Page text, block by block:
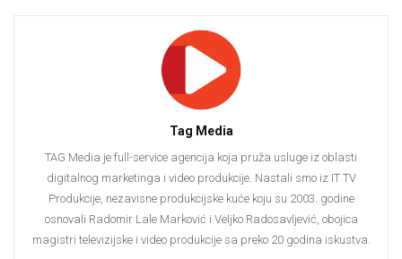
Tag Media
TAG Media je full-service agencija koja pruža usluge iz oblasti
digitalnog marketinga i video produkcije. Nastali smo iz IT TV
Produkcije, nezavisne produkcijske kuće koju su 2003. godine
osnovali Radomir Lale Marković i Veljko Radosavljević, obojica
magistri televizijske i video produkcije sa preko 20 godina iskustva.